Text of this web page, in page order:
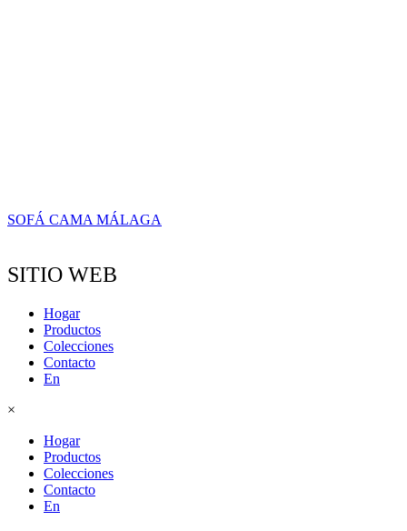
SOFÁ CAMA MÁLAGA
SITIO WEB
Hogar
Productos
Colecciones
Contacto
En
×
Hogar
Productos
Colecciones
Contacto
En